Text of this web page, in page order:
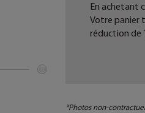
En achetant
Votre panier
réduction de
*Photos non-